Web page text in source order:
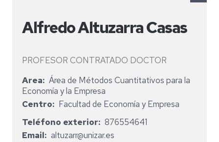
Alfredo Altuzarra Casas
PROFESOR CONTRATADO DOCTOR
Area
Área de Métodos Cuantitativos para la
Economía y la Empresa
Centro
Facultad de Economía y Empresa
Teléfono exterior
876554641
Email
altuzarr@unizar.es